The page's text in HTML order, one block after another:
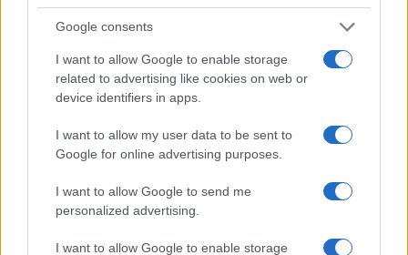
Google consents
I want to allow Google to enable storage
related to advertising like cookies on web or
device identifiers in apps.
I want to allow my user data to be sent to
Google for online advertising purposes.
I want to allow Google to send me
personalized advertising.
I want to allow Google to enable storage
NECROLOGIE
Mario Malu